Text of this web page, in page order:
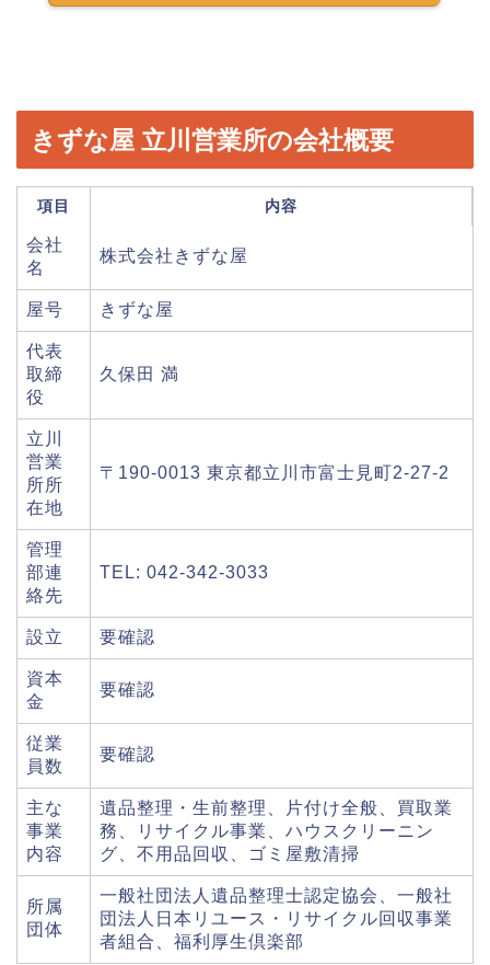
きずな屋 立川営業所の会社概要
項目 内容
会社
名
株式会社きずな屋
屋号 きずな屋
代表
取締
役
久保田 満
立川
営業
所所
在地
〒190-0013 東京都立川市富士見町2-27-2
管理
部連
絡先
TEL: 042-342-3033
設立 要確認
資本
金
要確認
従業
員数
要確認
主な
事業
内容
遺品整理・生前整理、片付け全般、買取業
務、リサイクル事業、ハウスクリーニン
グ、不用品回収、ゴミ屋敷清掃
所属
団体
一般社団法人遺品整理士認定協会、一般社
団法人日本リユース・リサイクル回収事業
者組合、福利厚生倶楽部